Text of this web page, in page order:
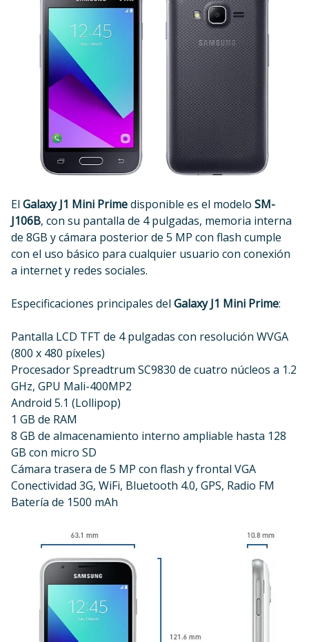
El Galaxy J1 Mini Primedisponible es el modelo SM-
J106B, con su pantalla de 4 pulgadas, memoria interna
de 8GB y cámara posterior de 5 MP con flash cumple
con el uso básico para cualquier usuario con conexión
a internet y redes sociales.
Especificaciones principales del Galaxy J1 Mini Prime:
Pantalla LCD TFT de 4 pulgadas con resolución WVGA
(800 x 480 píxeles)
Procesador Spreadtrum SC9830 de cuatro núcleos a 1.2
GHz, GPU Mali-400MP2
Android 5.1 (Lollipop)
1 GB de RAM
8 GB de almacenamiento interno ampliable hasta 128
GB con micro SD
Cámara trasera de 5 MP con flash y frontal VGA
Conectividad 3G, WiFi, Bluetooth 4.0, GPS, Radio FM
Batería de 1500 mAh